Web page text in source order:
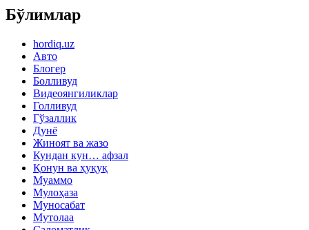
Бўлимлар
hordiq.uz
Авто
Блогер
Болливуд
Видеоянгиликлар
Голливуд
Гўзаллик
Дунё
Жиноят ва жазо
Кундан кун… афзал
Қонун ва ҳуқуқ
Муаммо
Мулоҳаза
Муносабат
Мутолаа